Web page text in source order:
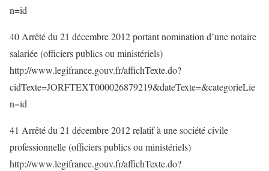
n=id
40 Arrêté du 21 décembre 2012 portant nomination d’une notaire
salariée (officiers publics ou ministériels)
http://www.legifrance.gouv.fr/affichTexte.do?
cidTexte=JORFTEXT000026879219&dateTexte=&categorieLie
n=id
41 Arrêté du 21 décembre 2012 relatif à une société civile
professionnelle (officiers publics ou ministériels)
http://www.legifrance.gouv.fr/affichTexte.do?